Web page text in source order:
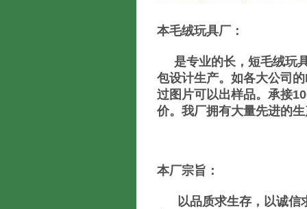
本毛绒玩具厂：
是专业的长，短毛绒玩
包设计生产。如各大公司
过图片可以出样品。承接
价。我厂拥有大量先进的
本厂宗旨：
以品质求生存，以诚信